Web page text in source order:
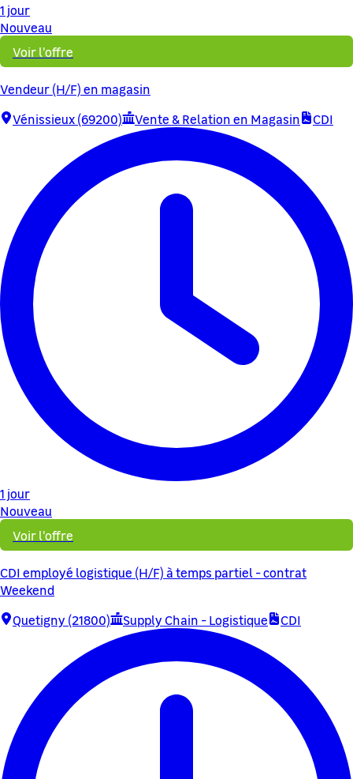
1 jour
Nouveau
Voir l'offre
Vendeur (H/F) en magasin
Vénissieux (69200)
Vente & Relation en Magasin CDI
1 jour
Nouveau
Voir l'offre
CDI employé logistique (H/F) à temps partiel - contrat
Weekend
Quetigny (21800)
Supply Chain - Logistique CDI